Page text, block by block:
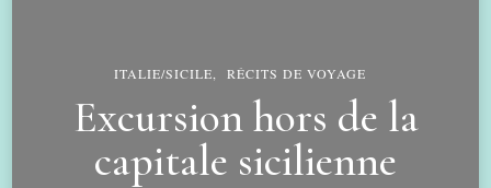
ITALIE/SICILE RÉCITS DE VOYAGE
Excursion hors de la
capitale sicilienne